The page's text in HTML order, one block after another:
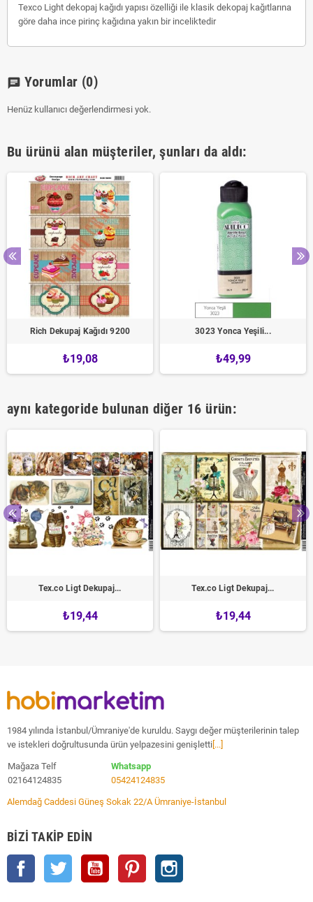
Texco Light dekopaj kağıdı yapısı özelliği ile klasik dekopaj kağıtlarına
göre daha ince pirinç kağıdına yakın bir inceliktedir
chat Yorumlar (0)
Henüz kullanıcı değerlendirmesi yok.
Bu ürünü alan müşteriler, şunları da aldı:
Rich Dekupaj Kağıdı 9200
₺19,08
3023 Yonca Yeşili...
₺49,99
aynı kategoride bulunan diğer 16 ürün:
Tex.co Ligt Dekupaj...
₺19,44
Tex.co Ligt Dekupaj...
₺19,44
1984 yılında İstanbul/Ümraniye'de kuruldu. Saygı değer müşterilerinin talep
ve istekleri doğrultusunda ürün yelpazesini genişletti [...]
Mağaza Telf
02164124835
Whatsapp
05424124835
Alemdağ Caddesi Güneş Sokak 22/A Ümraniye-İstanbul
BIZI TAKIP EDIN
Facebook Twitter YouTube Pinterest